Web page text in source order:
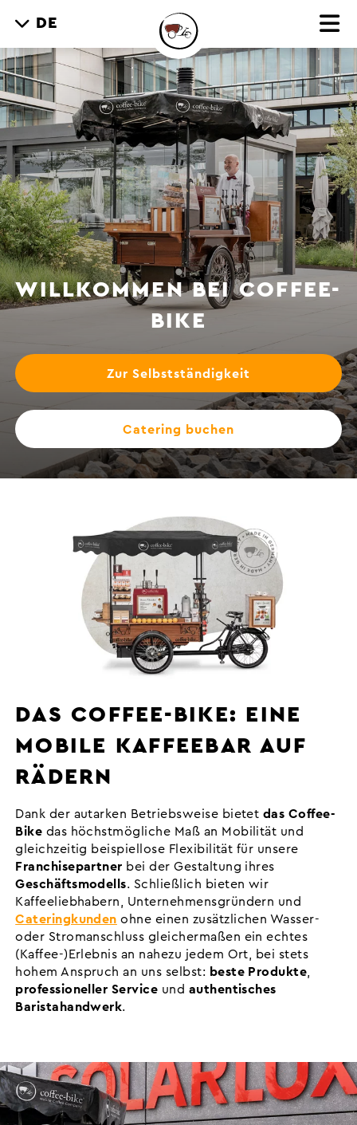
DE
WILLKOMMEN BEI COFFEE-
BIKE
Zur Selbstständigkeit
Catering buchen
DAS COFFEE-BIKE: EINE
MOBILE KAFFEEBAR AUF
RÄDERN
Dank der autarken Betriebsweise bietet das Coffee-
Bike das höchstmögliche Maß an Mobilität und
gleichzeitig beispiellose Flexibilität für unsere
Franchisepartner bei der Gestaltung ihres
Geschäftsmodells. Schließlich bieten wir
Kaffeeliebhabern, Unternehmensgründern und
Cateringkunden ohne einen zusätzlichen Wasser-
oder Stromanschluss gleichermaßen ein echtes
(Kaffee-)Erlebnis an nahezu jedem Ort, bei stets
hohem Anspruch an uns selbst: beste Produkte,
professioneller Service und authentisches
Baristahandwerk.